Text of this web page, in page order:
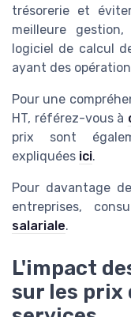
trésorerie et
meilleure
logiciel de calcul
ayant des
Pour une
HT, référez-vous à
prix sont
expliquées ici.
Pour davantage
entreprises,
salariale.
L'impact
sur les prix